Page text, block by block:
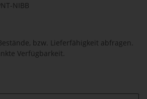
NIBB
bzw. Lieferfähigkeit abfragen.
Verfügbarkeit.